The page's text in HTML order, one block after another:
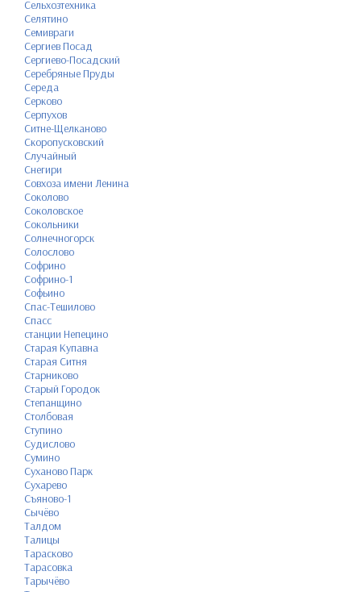
Сельхозтехника
Селятино
Семивраги
Сергиев Посад
Сергиево-Посадский
Серебряные Пруды
Середа
Серково
Серпухов
Ситне-Щелканово
Скоропусковский
Случайный
Снегири
Совхоза имени Ленина
Соколово
Соколовское
Сокольники
Солнечногорск
Солослово
Софрино
Софрино-1
Софьино
Спас-Тешилово
Спасс
станции Непецино
Старая Купавна
Старая Ситня
Старниково
Старый Городок
Степанщино
Столбовая
Ступино
Судислово
Сумино
Суханово Парк
Сухарево
Съяново-1
Сычёво
Талдом
Талицы
Тарасково
Тарасовка
Тарычёво